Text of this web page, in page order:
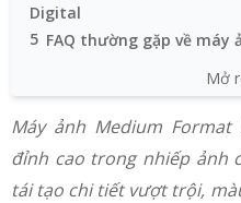
Digital
5 FAQ thường gặp về máy
Mở
Máy ảnh Medium
đỉnh cao trong nhiếp ảnh
tái tạo chi tiết vượt trội,